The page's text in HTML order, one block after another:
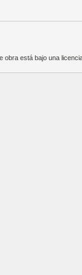
obra está bajo una